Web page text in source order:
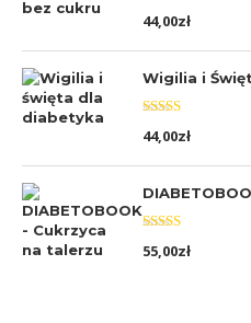
44,00zł
Wigilia i
Oceniono
5.00na 5
44,00zł
Oceniono
5.00na 5
55,00zł